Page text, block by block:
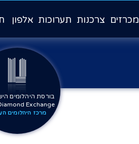
מכרזים צרכנות תערוכות אלפון
בורסת היהלומים
Exchange
מרכז היהלומים